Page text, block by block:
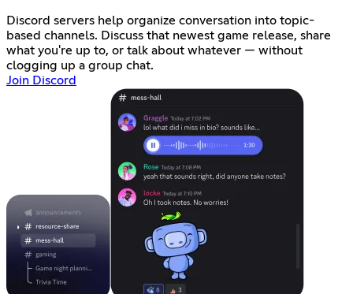
Discord servers help organize conversation into topic-
based channels. Discuss that newest game release, share
what you're up to, or talk about whatever — without
clogging up a group chat.
Join Discord